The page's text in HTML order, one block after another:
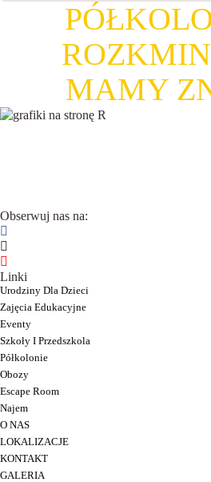
MAMY
Obserwuj nas na:
Linki
Urodziny Dla Dzieci
Zajęcia Edukacyjne
Eventy
Szkoły I Przedszkola
Półkolonie
Obozy
Escape Room
Najem
O NAS
LOKALIZACJE
KONTAKT
GALERIA